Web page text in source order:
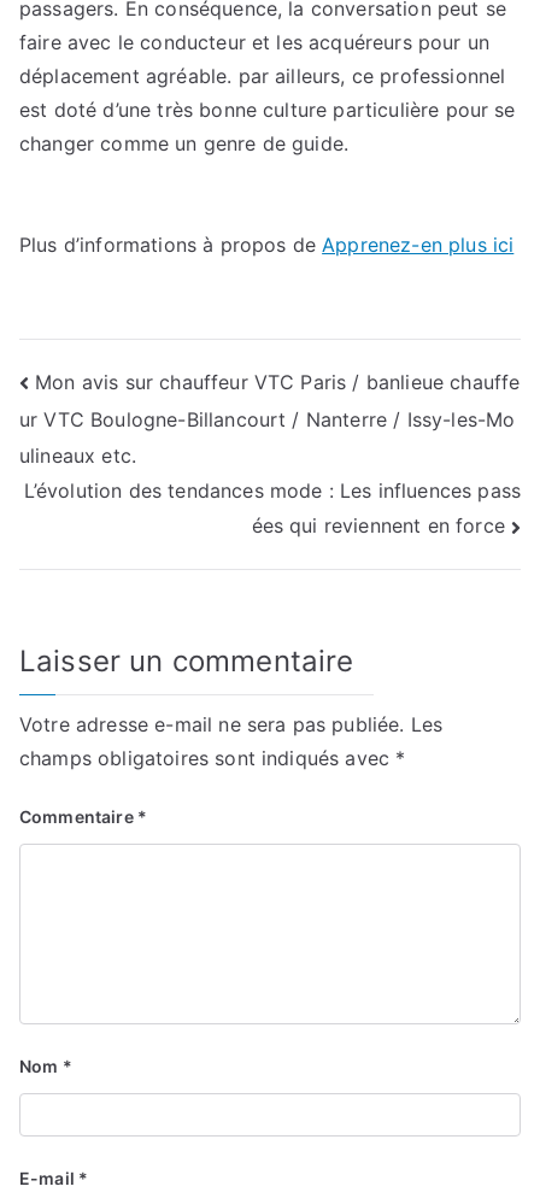
passagers. En conséquence, la conversation peut se
faire avec le conducteur et les acquéreurs pour un
déplacement agréable. par ailleurs, ce professionnel
est doté d’une très bonne culture particulière pour se
changer comme un genre de guide.
Plus d’informations à propos deApprenez-en plus ici
Navigation
de
l’article
Mon avis sur chauffeur VTC Paris / banlieue chauffe
ur VTC Boulogne-Billancourt / Nanterre / Issy-les-Mo
ulineaux etc.
L’évolution des tendances mode : Les influences pass
ées qui reviennent en force
Laisser un commentaire
Votre adresse e-mail ne sera pas publiée. Les
champs obligatoires sont indiqués avec *
Commentaire *
Nom *
E-mail *